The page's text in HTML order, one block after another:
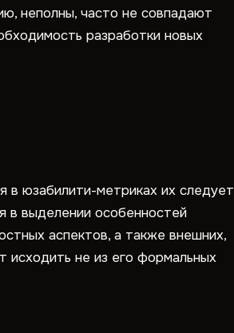
неполны, часто не совпадают
разработки новых
в юзабилити-метриках их следует
в выделении особенностей
аспектов, а также внешних,
исходить не из его формальных